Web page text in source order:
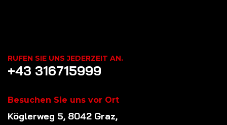
RUFEN SIE UNS JEDERZEIT AN.
+43 316715999
Besuchen Sie uns vor Ort
Köglerweg 5, 8042 Graz,